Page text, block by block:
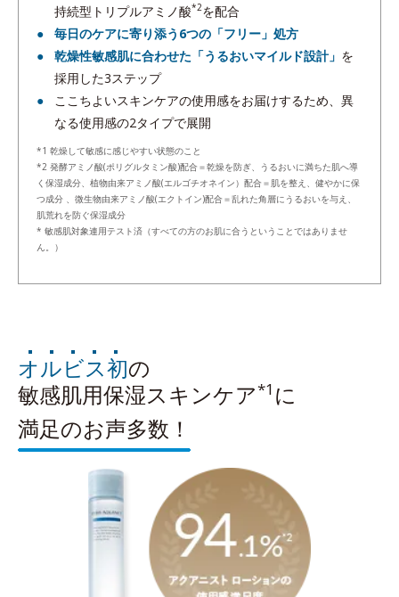
持続型トリプルアミノ酸*2を配合
毎日のケアに寄り添う6つの「フリー」処方
乾燥性敏感肌に合わせた「うるおいマイルド設計」 を
採用した3ステップ
ここちよいスキンケアの使用感をお届けするため、異
なる使用感の2タイプで展開
*1 乾燥して敏感に感じやすい状態のこと
*2 発酵アミノ酸(ポリグルタミン酸)配合＝乾燥を防ぎ、うるおいに満ちた肌へ導
く保湿成分、植物由来アミノ酸(エルゴチオネイン）配合＝肌を整え、健やかに保
つ成分 、微生物由来アミノ酸(エクトイン)配合＝乱れた角層にうるおいを与え、
肌荒れを防ぐ保湿成分
* 敏感肌対象連用テスト済（すべての方のお肌に合うということではありませ
ん。）
オルビス初の
敏感肌用保湿スキンケア*1 に
満足のお声多数！